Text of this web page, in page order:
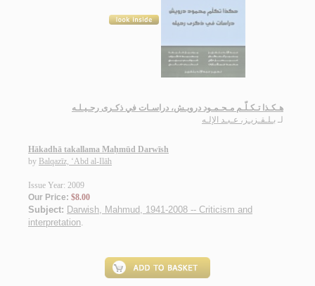
هـكـذا تـكـلّـم مـحـمـود درويـش، دراسـات في ذكـرى رحـيـلـه
لـ بـلـقـزيـز، عـبـد الإلـه
Hākadhā takallama Maḥmūd Darwīsh
by Balqazīz, ‘Abd al-Ilāh
Issue Year: 2009
Our Price: $8.00
Subject: Darwish, Mahmud, 1941-2008 -- Criticism and
interpretation.